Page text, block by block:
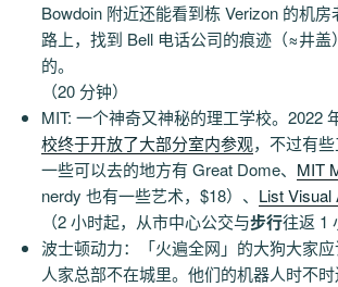
Bowdoin 附近还能看到栋 Verizon 的机
路上，找到 Bell 电话公司的痕迹（≈井盖
的。
（20 分钟）
MIT: 一个神奇又神秘的理工学校。2022
校终于开放了大部分室内参观，不过有些
一些可以去的地方有 Great Dome、 MIT
nerdy 也有一些艺术，$18）、 List Visual
（2 小时起，从市中心公交与步行往返 1
波士顿动力：「火遍全网」的大狗大家
人家总部不在城里。他们的机器人时不